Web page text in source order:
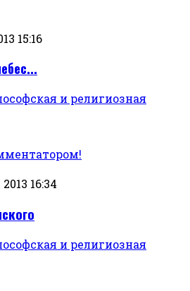
15:16
и религиозная
16:34
и религиозная